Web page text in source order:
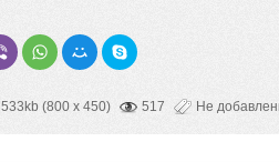
533kb (800 x 450) 517 Не